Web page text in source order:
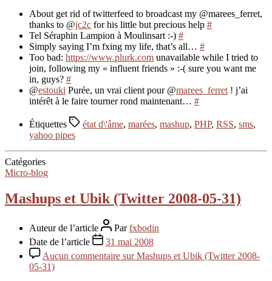
About get rid of twitterfeed to broadcast my @marees_ferret,
thanks to @jc2c for his little but precious help #
Tel Séraphin Lampion à Moulinsart :-) #
Simply saying I’m fxing my life, that’s all… #
Too bad: https://www.plurk.com unavailable while I tried to
join, following my « influent friends » :-( sure you want me
in, guys? #
@estouki Purée, un vrai client pour @marees_ferret ! j’ai
intérêt à le faire tourner rond maintenant… #
Étiquettes état d\'âme, marées, mashup, PHP, RSS, sms,
yahoo pipes
Catégories
Micro-blog
Mashups et Ubik (Twitter 2008-05-31)
Auteur de l’article Parfxbodin
Date de l’article
31 mai 2008
Aucun commentaire sur Mashups et Ubik (Twitter 2008-
05-31)